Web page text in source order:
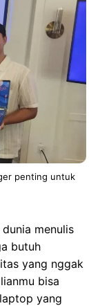
penting untuk
menulis
butuh
yang nggak
bisa
yang